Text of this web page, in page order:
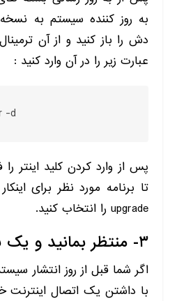
به روز کننده سیستم به
دش را باز کنید و از آن
عبارت زیر را در آن وارد کنید :
-d
پس از وارد کردن کلید اینتر
تا برنامه مورد نظر برای
upgrade را انتخاب کنید.
۳- منتظر بمانید و یک نوشیدنی بخورید
اگر شما قبل از روز انتشار
با داشتن یک اتصال اینترنت